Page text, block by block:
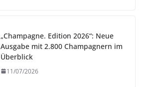
„Champagne. Edition 2026“: Neue
Ausgabe mit 2.800 Champagnern im
Überblick
11/07/2026